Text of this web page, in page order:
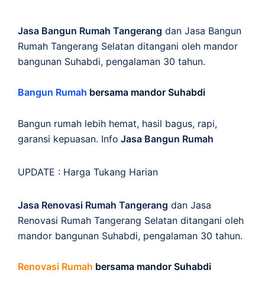
Jasa Bangun Rumah Tangerang dan Jasa Bangun
Rumah Tangerang Selatan ditangani oleh mandor
bangunan Suhabdi, pengalaman 30 tahun.
Bangun Rumah bersama mandor Suhabdi
Bangun rumah lebih hemat, hasil bagus, rapi,
garansi kepuasan. Info Jasa Bangun Rumah
UPDATE : Harga Tukang Harian
Jasa Renovasi Rumah Tangerang dan Jasa
Renovasi Rumah Tangerang Selatan ditangani oleh
mandor bangunan Suhabdi, pengalaman 30 tahun.
Renovasi Rumah bersama mandor Suhabdi